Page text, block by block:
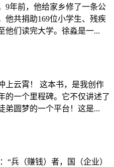
9年前，他给家乡修了一条公
他共捐助169位小学生、残疾
他们读完大学。徐淼是一...
上云霄！ 这本书，是我创作
的一个里程碑。它不仅讲述了
弟圆梦的一个平台！这是...
“兵（赚钱）者，国（企业）